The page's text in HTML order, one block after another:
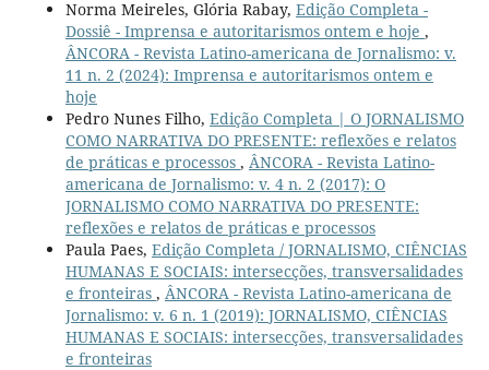
Norma Meireles, Glória Rabay, Edição Completa -
Dossiê - Imprensa e autoritarismos ontem e hoje ,
ÂNCORA - Revista Latino-americana de Jornalismo: v.
11 n. 2 (2024): Imprensa e autoritarismos ontem e
hoje
Pedro Nunes Filho, Edição Completa | O JORNALISMO
COMO NARRATIVA DO PRESENTE: reflexões e relatos
de práticas e processos , ÂNCORA - Revista Latino-
americana de Jornalismo: v. 4 n. 2 (2017): O
JORNALISMO COMO NARRATIVA DO PRESENTE:
reflexões e relatos de práticas e processos
Paula Paes, Edição Completa / JORNALISMO, CIÊNCIAS
HUMANAS E SOCIAIS: intersecções, transversalidades
e fronteiras , ÂNCORA - Revista Latino-americana de
Jornalismo: v. 6 n. 1 (2019): JORNALISMO, CIÊNCIAS
HUMANAS E SOCIAIS: intersecções, transversalidades
e fronteiras